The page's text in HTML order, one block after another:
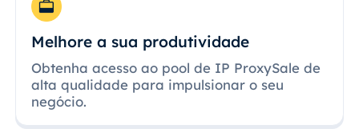
Melhore a sua produtividade
Obtenha acesso ao pool de IP ProxySale de
alta qualidade para impulsionar o seu
negócio.